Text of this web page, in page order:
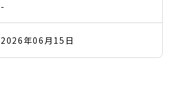
-
2026年06月15日